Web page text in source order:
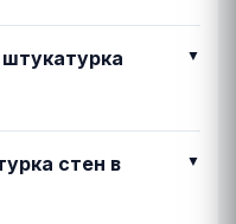
штукатурка
стен в